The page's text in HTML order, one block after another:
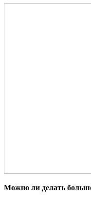
Можно ли делать больше